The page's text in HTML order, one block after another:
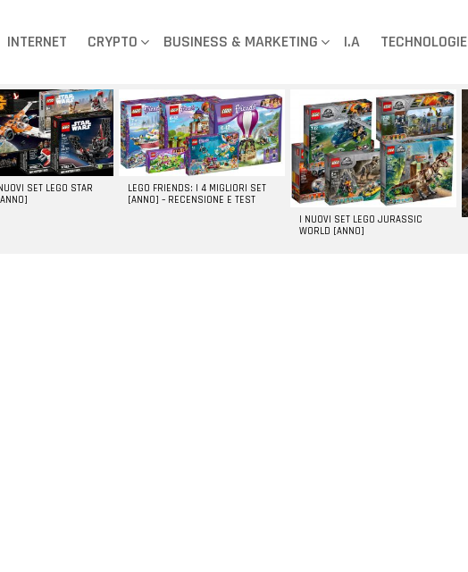
INTERNET CRYPTO BUSINESS & MARKETING I.A TECHNOLOGIE
SET LEGO STAR
LEGO FRIENDS: I 4 MIGLIORI SET
[ANNO] – RECENSIONE E TEST
I NUOVI SET LEGO JURASSIC
WORLD [ANNO]